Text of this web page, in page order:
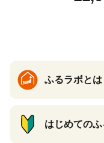
ふるラボとは
はじめての